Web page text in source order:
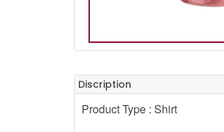
Discription
Product Type : Shirt